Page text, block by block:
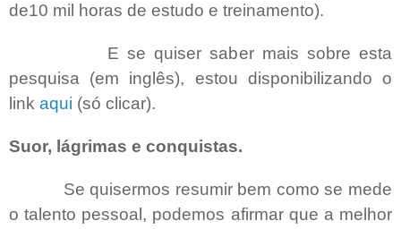
de10 mil horas de estudo e treinamento).
E se quiser saber mais sobre esta
pesquisa (em inglês), estou disponibilizando o
link aqui (só clicar).
Suor, lágrimas e conquistas.
Se quisermos resumir bem como se mede
o talento pessoal, podemos afirmar que a melhor